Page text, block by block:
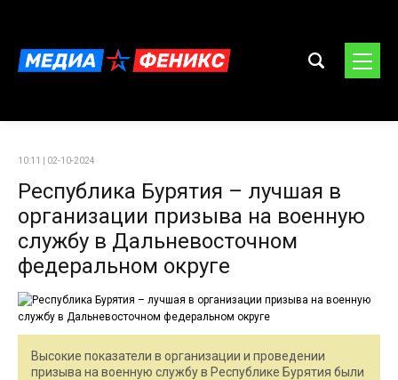
10:11 | 02-10-2024
Республика Бурятия – лучшая в
организации призыва на военную
службу в Дальневосточном
федеральном округе
Высокие показатели в организации и проведении
призыва на военную службу в Республике Бурятия были